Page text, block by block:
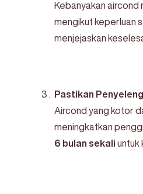
Kebanyakan aircond
mengikut keperluan
menjejaskan
Pastikan
Aircond yang kotor
meningkatkan
6 bulan sekali untuk